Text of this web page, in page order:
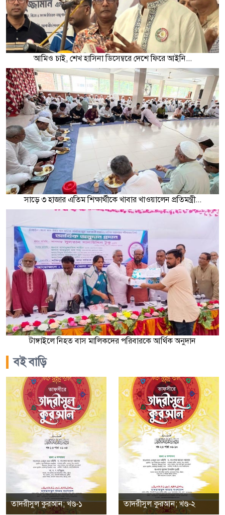
আমিও চাই, শেখ হাসিনা ডিসেম্বরে দেশে ফিরে আইনি...
সাড়ে ৩ হাজার এতিম শিক্ষার্থীকে খাবার খাওয়ালেন প্রতিমন্ত্রী...
টাঙ্গাইলে নিহত বাস মালিকদের পরিবারকে আর্থিক অনুদান
বই বাড়ি
তাদরীসুল কুরআন; খণ্ড-১ তাদরীসুল কুরআন; খণ্ড-২